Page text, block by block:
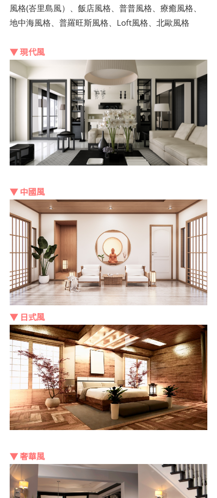
風格(峇里島風）、飯店風格、普普風格、療癒風格、
地中海風格、普羅旺斯風格、Loft風格、北歐風格
▼ 現代風
▼ 中國風
▼ 日式風
▼ 奢華風